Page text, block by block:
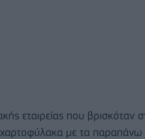
εταιρείας που βρισκόταν
χαρτοφύλακα με τα